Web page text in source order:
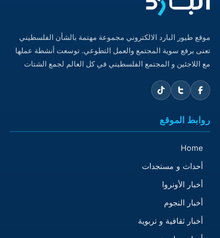
موقع طيور البارد الالكتروني مجموعة مهتمة بالشأن الفلسطيني
تعنى برفع سوية المجتمع والعمل التطوعي. توسعت أنشطة عملها
مع اللاجئين و المجتمع الفلسطيني في كل العالم لجمع الشتات
روابط الموقع
Home
أحداث و مستجدات
أخبار الأونروا
أخبار النجوم
أخبار ثقافية و تربوية